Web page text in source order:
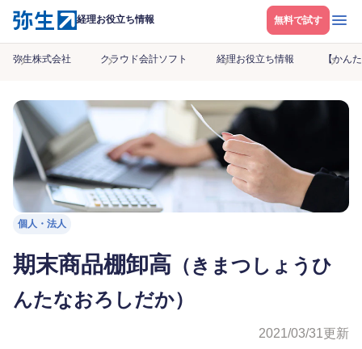
経理お役立ち情報 無料で試す メニ
弥生株式会社 クラウド会計ソフト 経理お役立ち情報 【かん
個人・法人
期末商品棚卸高 （きまつしょうひ
んたなおろしだか）
2021/03/31更新